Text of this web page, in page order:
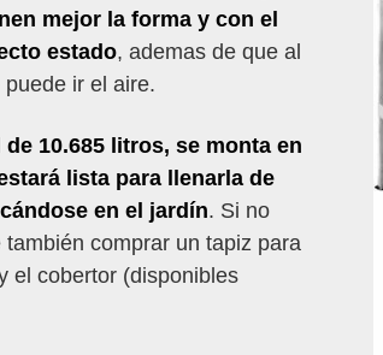
mejor la forma y con el
estado, ademas de que al
ir el aire.
10.685 litros, se monta en
lista para llenarla de
en el jardín. Si no
comprar un tapiz para
el cobertor (disponibles